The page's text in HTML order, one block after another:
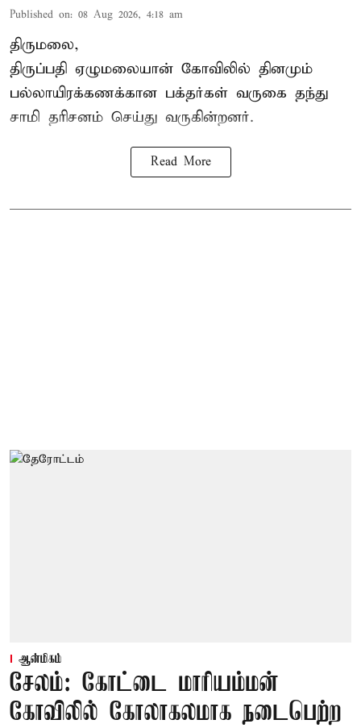
Published on: 08 Aug 2026, 4:18 am
திருமலை,
திருப்பதி ஏழுமலையான் கோவிலில் தினமும்
பல்லாயிரக்கணக்கான பக்தர்கள் வருகை தந்து
சாமி தரிசனம் செய்து வருகின்றனர்.
Read More
ஆன்மிகம்
சேலம்: கோட்டை மாரியம்மன்
கோவிலில் கோலாகலமாக நடைபெற்ற